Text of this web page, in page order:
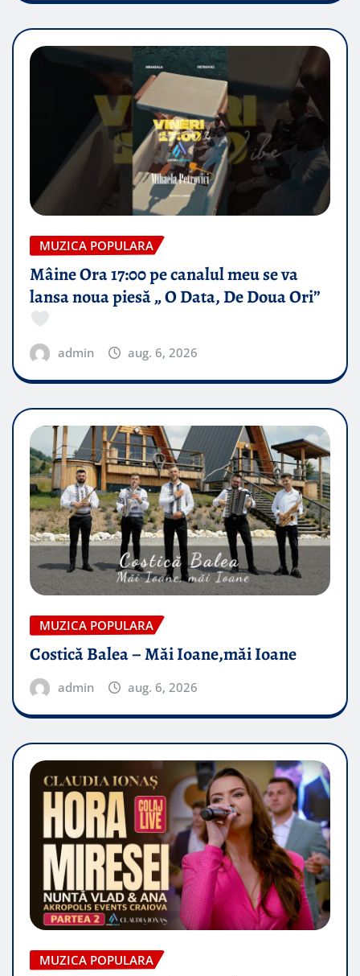
MUZICA POPULARA
Mâine Ora 17:00 pe canalul meu se va
lansa noua piesă „ O Data, De Doua Ori”
admin aug. 6, 2026
MUZICA POPULARA
Costică Balea – Măi Ioane,măi Ioane
admin aug. 6, 2026
MUZICA POPULARA